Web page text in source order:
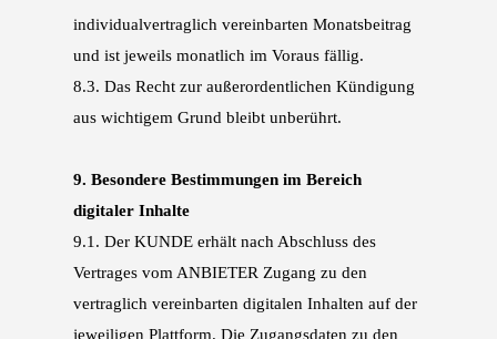
individualvertraglich vereinbarten Monatsbeitrag
und ist jeweils monatlich im Voraus fällig.
8.3. Das Recht zur außerordentlichen Kündigung
aus wichtigem Grund bleibt unberührt.
9. Besondere Bestimmungen im Bereich
digitaler Inhalte
9.1. Der KUNDE erhält nach Abschluss des
Vertrages vom ANBIETER Zugang zu den
vertraglich vereinbarten digitalen Inhalten auf der
jeweiligen Plattform. Die Zugangsdaten zu den